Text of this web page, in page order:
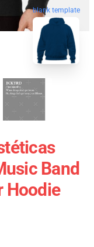
blank template
Band
Hoodie